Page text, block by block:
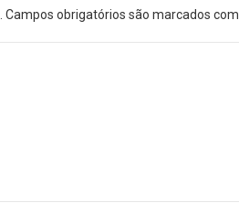
Campos obrigatórios são marcados com